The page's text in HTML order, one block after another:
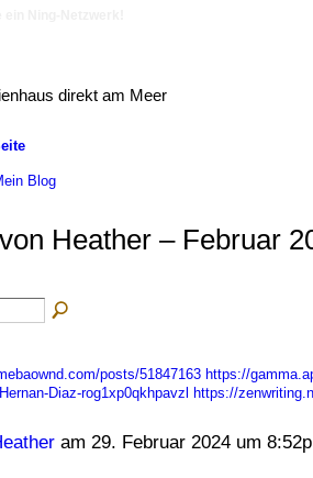
direkt am Meer
Blog
Heather – Februar
posts/51847163 https://
Diaz-rog1xp0qkhpavzl
https://
am 29. Februar 2024 um